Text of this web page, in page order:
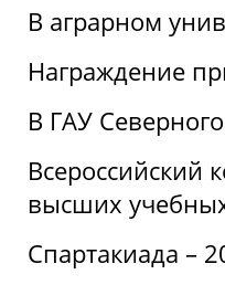
В аграрном
Награждение
В ГАУ
Всероссийский
высших
Спартакиада –